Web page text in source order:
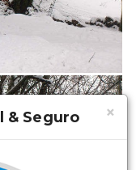
×
& Seguro